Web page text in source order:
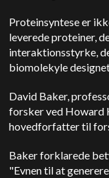
Proteinsyntese er
leverede proteiner,
interaktionsstyrke,
biomolekyle
David Baker,
forsker ved Howard
hovedforfatter til
Baker forklarede
"Evnen til at